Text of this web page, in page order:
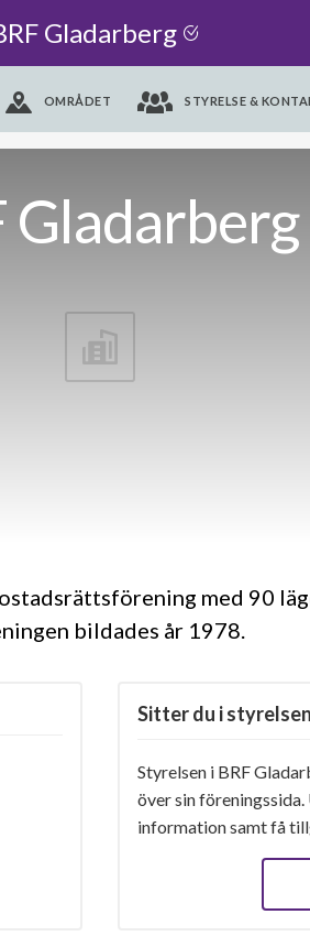
Gladarberg
OMRÅDET STYRELSE &
Gladarberg
med 90
bildades år 1978
Sitter du i
Styrelsen i BRF
över sin
information samt få